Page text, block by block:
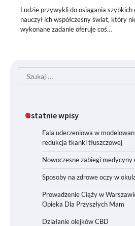
Ludzie przywykli do osiągania szybkich
nauczył ich współczesny świat, który
wykonane zadanie oferuje coś…
Szukaj:
Ostatnie wpisy
Fala uderzeniowa w
redukcja tkanki tłuszczowej
Nowoczesne zabiegi
Sposoby na zdrowe oczy w
Prowadzenie Ciąży w
Opieka Dla Przyszłych Mam
Działanie olejków CBD